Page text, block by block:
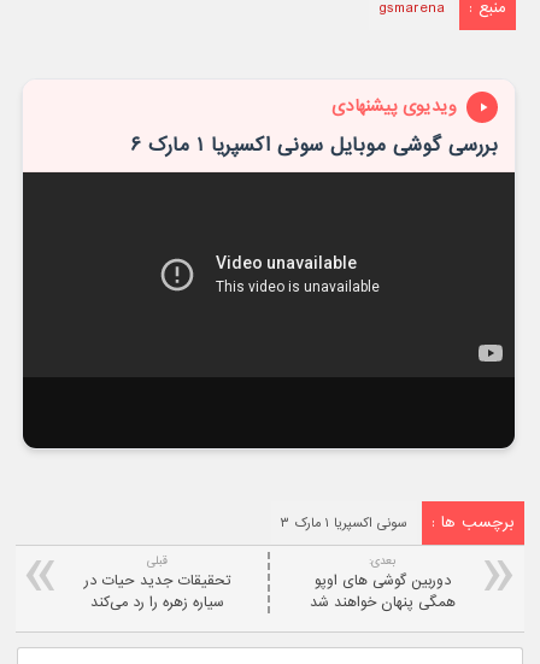
منبع : gsmarena
ویدیوی پیشنهادی
بررسی گوشی موبایل سونی اکسپریا ۱ مارک ۶
برچسب ها : سونی اکسپریا ۱ مارک ۳
قبلی
تحقیقات جدید حیات در
سیاره زهره را رد می‌کند
بعدی:
دوربین گوشی های اوپو
همگی پنهان خواهند شد